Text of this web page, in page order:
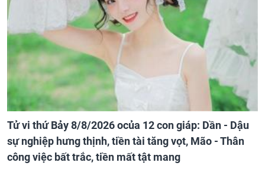
Tử vi thứ Bảy 8/8/2026 ocủa 12 con giáp: Dần - Dậu
sự nghiệp hưng thịnh, tiền tài tăng vọt, Mão - Thân
công việc bất trắc, tiền mất tật mang